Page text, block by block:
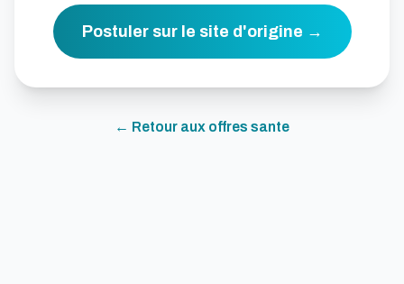
Postuler sur le site d'origine →
← Retour aux offres sante